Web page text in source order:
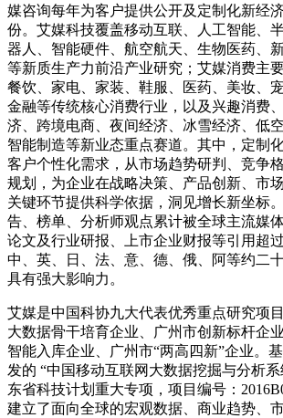
媒咨询每年为客户提供公开及定制化新经
份。艾媒科技覆盖移动互联、人工智能、
器人、智能硬件、航空航天、生物医药、
等新质生产力前沿产业研究；艾媒消费主
餐饮、家电、家装、鞋服、医药、美妆、
金融等传统核心消费行业，以及兴趣消费
济、跨境电商、夜间经济、冰雪经济、低
智能制造等新业态重点赛道。其中，定制
客户个性化需求，从市场趋势研判、竞争
规划，为企业在战略决策、产品创新、市
关键环节提供科学依据，洞见增长新坐标
告、榜单、分析师观点累计被全球主流媒
论文及行业研报、上市企业财报等引用超
中、英、日、法、意、德、俄、阿等约二
具有强大影响力。
艾媒是中国科协九大代表优秀重点研究项
大数据骨干培育企业、广州市创新标杆企
智能入库企业、广州市“两高四新”企业。
发的 “中国移动互联网大数据挖掘与分析
东省科技计划重大专项，项目编号：
建立了面向全球的宏观数据、商业趋势、